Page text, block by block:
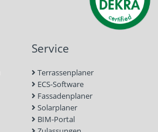
Service
Terrassenplaner
ECS-Software
Fassadenplaner
Solarplaner
BIM-Portal